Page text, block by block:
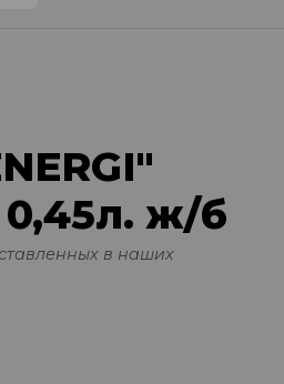
0,45л. ж/б
в наших